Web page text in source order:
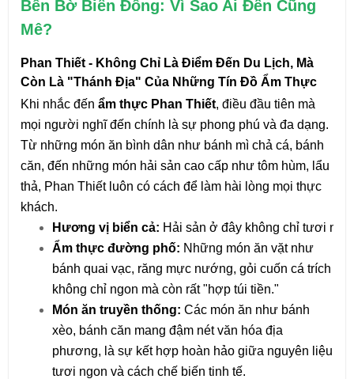
Bên Bờ Biển Đông: Vì Sao Ai Đến Cũng
Mê?
Phan Thiết - Không Chỉ Là Điểm Đến Du Lịch, Mà
Còn Là "Thánh Địa" Của Những Tín Đồ Ẩm Thực
Khi nhắc đến ẩm thực Phan Thiết, điều đầu tiên mà
mọi người nghĩ đến chính là sự phong phú và đa dạng.
Từ những món ăn bình dân như bánh mì chả cá, bánh
căn, đến những món hải sản cao cấp như tôm hùm, lẩu
thả, Phan Thiết luôn có cách để làm hài lòng mọi thực
khách.
Hương vị biển cả: Hải sản ở đây không chỉ tươi
Ẩm thực đường phố: Những món ăn vặt như
bánh quai vạc, răng mực nướng, gỏi cuốn cá trích
không chỉ ngon mà còn rất "hợp túi tiền."
Món ăn truyền thống: Các món ăn như bánh
xèo, bánh căn mang đậm nét văn hóa địa
phương, là sự kết hợp hoàn hảo giữa nguyên liệu
tươi ngon và cách chế biến tinh tế.